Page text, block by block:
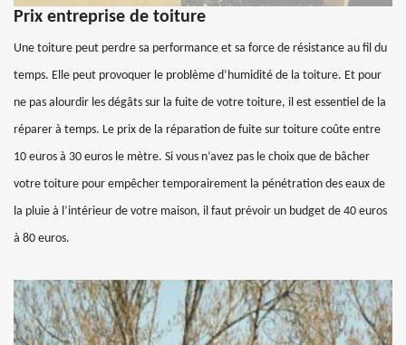
Prix entreprise de toiture
Une toiture peut perdre sa performance et sa force de résistance au fil du
temps. Elle peut provoquer le problème d’humidité de la toiture. Et pour
ne pas alourdir les dégâts sur la fuite de votre toiture, il est essentiel de la
réparer à temps. Le prix de la réparation de fuite sur toiture coûte entre
10 euros à 30 euros le mètre. Si vous n’avez pas le choix que de bâcher
votre toiture pour empêcher temporairement la pénétration des eaux de
la pluie à l’intérieur de votre maison, il faut prévoir un budget de 40 euros
à 80 euros.